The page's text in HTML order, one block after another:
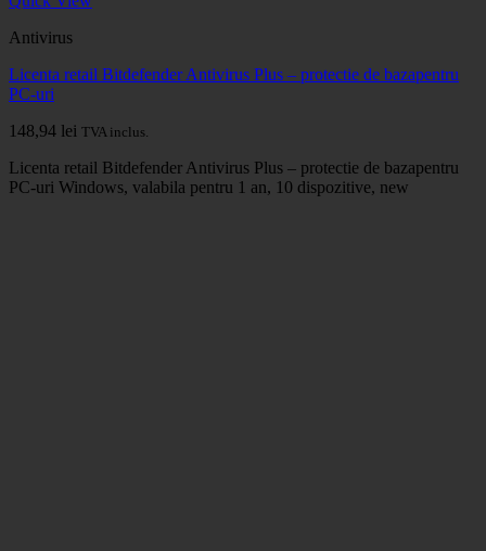
Antivirus
Licenta retail Bitdefender Antivirus Plus – protectie de bazapentru
PC-uri
148,94 lei TVA inclus.
Licenta retail Bitdefender Antivirus Plus – protectie de bazapentru
PC-uri Windows, valabila pentru 1 an, 10 dispozitive, new